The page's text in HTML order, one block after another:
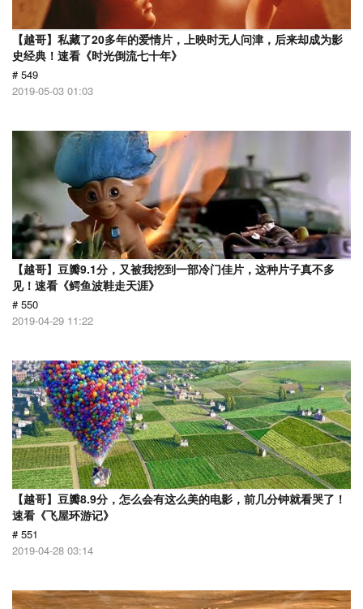
【越哥】私藏了20多年的爱情片，上映时无人问津，后来却成为影
史经典！速看《时光倒流七十年》
# 549
2019-05-03 01:03
【越哥】豆瓣9.1分，又被我挖到一部冷门佳片，这种片子真不多
见！速看《鳄鱼波鞋走天涯》
# 550
2019-04-29 11:22
【越哥】豆瓣8.9分，怎么会有这么美的电影，前几分钟就看哭了！
速看《飞屋环游记》
# 551
2019-04-28 03:14